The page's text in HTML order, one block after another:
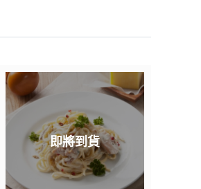
(尼加拉瓜)
保存方式：冷凍保存 -18°C以下
即將到貨